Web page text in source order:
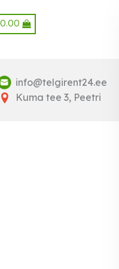
0.00
info@telgirent24.ee
Kuma tee 3, Peetri